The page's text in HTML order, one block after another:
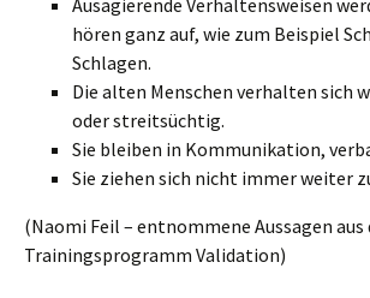
Ausagierende Verhaltensweisen
hören ganz auf, wie zum Beispiel
Schlagen.
Die alten Menschen verhalten sich
oder streitsüchtig.
Sie bleiben in Kommunikation,
Sie ziehen sich nicht immer weiter
(Naomi Feil – entnommene Aussagen aus
Trainingsprogramm Validation)